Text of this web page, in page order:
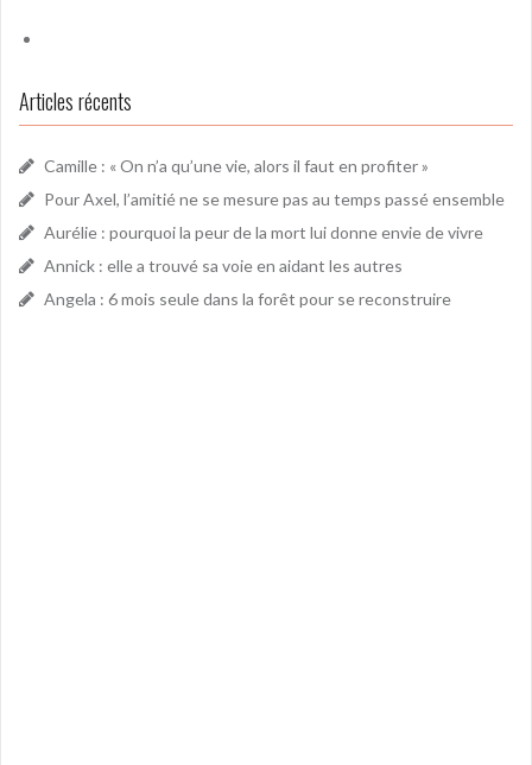
Articles récents
Camille : « On n’a qu’une vie, alors il faut en profiter »
Pour Axel, l’amitié ne se mesure pas au temps passé ensemble
Aurélie : pourquoi la peur de la mort lui donne envie de vivre
Annick : elle a trouvé sa voie en aidant les autres
Angela : 6 mois seule dans la forêt pour se reconstruire